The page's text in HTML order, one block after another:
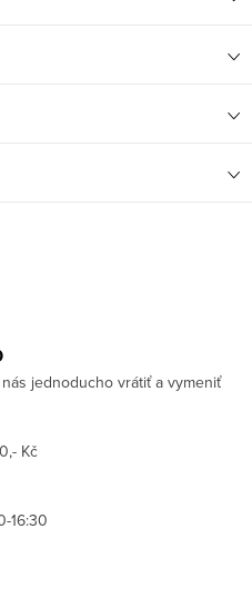
jednoducho vrátiť a vymeniť
Kč
16:30